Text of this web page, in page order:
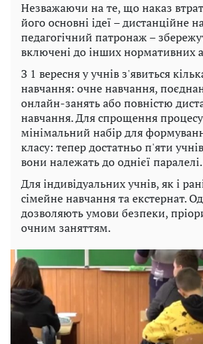
Незважаючи на те, що наказ
його основні ідеї – дистанційне
педагогічний патронаж –
включені до інших нормативних
З 1 вересня у учнів з'явиться
навчання: очне навчання,
онлайн-занять або повністю
навчання. Для спрощення
мінімальний набір для
класу: тепер достатньо п'яти
вони належать до однієї паралелі.
Для індивідуальних учнів, як і
сімейне навчання та екстернат.
дозволяють умови безпеки,
очним заняттям.